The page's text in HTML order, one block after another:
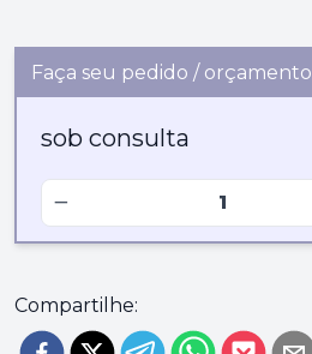
Faça seu pedido / orçamento
sob consulta
−
Compartilhe: